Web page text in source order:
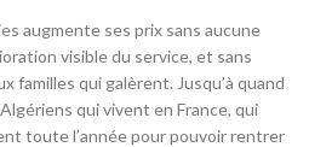
augmente ses prix sans aucune
visible du service, et sans
familles qui galèrent. Jusqu’à quand
qui vivent en France, qui
toute l’année pour pouvoir rentrer